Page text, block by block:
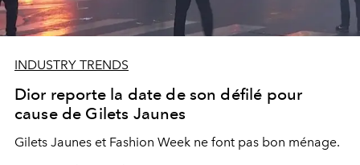
INDUSTRY TRENDS
Dior reporte la date de son défilé pour
cause de Gilets Jaunes
Gilets Jaunes et Fashion Week ne font pas bon ménage.